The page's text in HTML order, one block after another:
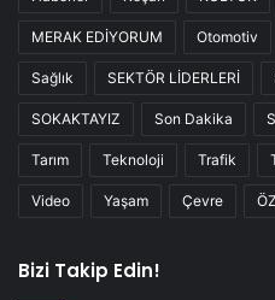
MERAK EDİYORUM Otomotiv
Sağlık SEKTÖR LİDERLERİ
SOKAKTAYIZ Son Dakika
Tarım Teknoloji Trafik
Video Yaşam Çevre
Bizi Takip Edin!